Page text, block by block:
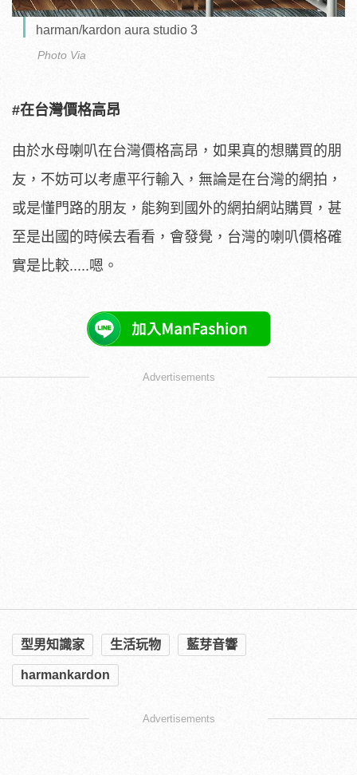
harman/kardon aura studio 3
Photo Via
#在台灣價格高昂
由於水母喇叭在台灣價格高昂，如果真的想購買的朋
友，不妨可以考慮平行輸入，無論是在台灣的網拍，
或是懂門路的朋友，能夠到國外的網拍網站購買，甚
至是出國的時候去看看，會發覺，台灣的喇叭價格確
實是比較.....嗯。
Advertisements
型男知識家 生活玩物 藍芽音響
harmankardon
Advertisements